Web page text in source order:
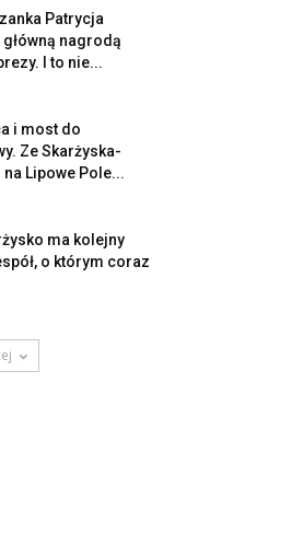
Patrycja
nagrodą
I to nie...
i most do
Ze Skarżyska-
na Lipowe Pole...
ma kolejny
o którym coraz